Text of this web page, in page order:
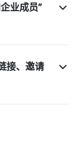
业成员”
接、邀请